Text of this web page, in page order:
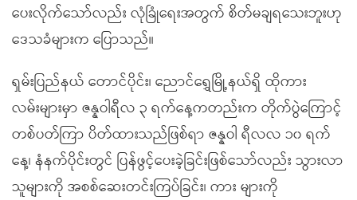
ပေးလိုက်သော်လည်း လုံခြုံရေးအတွက် စိတ်မချရသေးဘူးဟု
ဒေသခံများက ပြောသည်။
ရှမ်းပြည်နယ် တောင်ပိုင်း၊ ညောင်ရွှေမြို့နယ်ရှိ ထိုကား
လမ်းများမှာ ဇန္နဝါရီလ ၃ ရက်နေ့ကတည်းက တိုက်ပွဲကြောင့်
တစ်ပတ်ကြာ ပိတ်ထားသည်ဖြစ်ရာ ဇန္နဝါ ရီလလ ၁၀ ရက်
နေ့၊ နံနက်ပိုင်းတွင် ပြန်ဖွင့်ပေးခဲ့ခြင်းဖြစ်သော်လည်း သွားလာ
သူများကို အစစ်ဆေးတင်းကြပ်ခြင်း၊ ကား များကို